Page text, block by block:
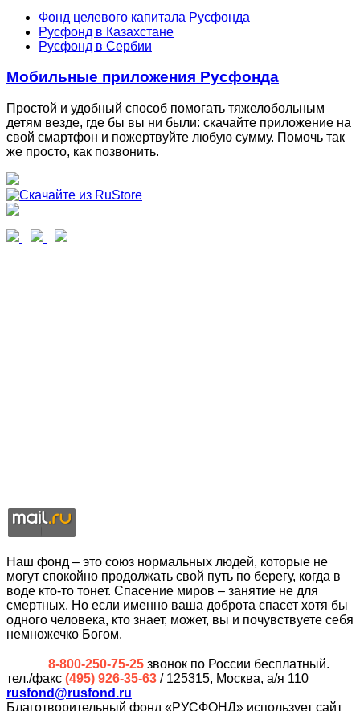
Фонд целевого капитала Русфонда
Русфонд в Казахстане
Русфонд в Сербии
Мобильные приложения Русфонда
Простой и удобный способ помогать тяжелобольным
детям везде, где бы вы ни были: скачайте приложение на
свой смартфон и пожертвуйте любую сумму. Помочь так
же просто, как позвонить.
Наш фонд – это союз нормальных людей, которые не
могут спокойно продолжать свой путь по берегу, когда в
воде кто-то тонет. Спасение миров – занятие не для
смертных. Но если именно ваша доброта спасет хотя бы
одного человека, кто знает, может, вы и почувствуете себя
немножечко Богом.
8-800-250-75-25 звонок по России бесплатный.
тел./факс (495) 926-35-63 / 125315, Москва, а/я 110
rusfond@rusfond.ru
Благотворительный фонд «РУСФОНД» использует сайт